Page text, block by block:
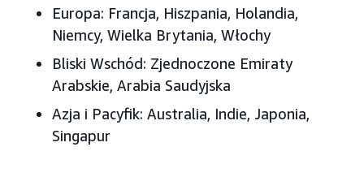
Europa: Francja, Hiszpania, Holandia,
Niemcy, Wielka Brytania, Włochy
Bliski Wschód: Zjednoczone Emiraty
Arabskie, Arabia Saudyjska
Azja i Pacyfik: Australia, Indie, Japonia,
Singapur